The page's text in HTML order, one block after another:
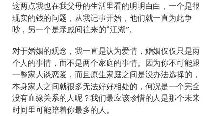
这两点我也在我父母的生活里看的明明白白，一个是很
现实的钱的问题，从我记事开始，他们就一直为此争
吵，另一个是亲戚间往来的“江湖”。
对于婚姻的观念，我一直是认为爱情，婚姻仅仅只是两
个人的事情，而不是两个家庭的事情。因为你不可能跟
一整家人谈恋爱，而且原生家庭之间是没办法选择的，
本身家人之间就很多无法好好相处的，何况是一个完全
没有血缘关系的人呢？我们最应该珍惜的人是那个未来
时间里可能陪着你最多的人。